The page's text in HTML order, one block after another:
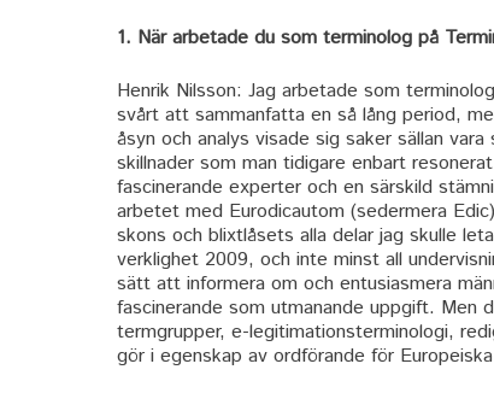
1. När arbetade du som terminolog på
Henrik Nilsson: Jag arbetade som
svårt att sammanfatta en så lång period,
åsyn och analys visade sig saker sällan
skillnader som man tidigare enbart
fascinerande experter och en särskild
arbetet med Eurodicautom (sedermera
skons och blixtlåsets alla delar jag skulle
verklighet 2009, och inte minst all
sätt att informera om och entusiasmera
fascinerande som utmanande uppgift. Men
termgrupper, e-legitimationsterminologi,
gör i egenskap av ordförande för